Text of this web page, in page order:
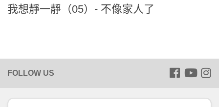
我想靜一靜（05）- 不像家人了